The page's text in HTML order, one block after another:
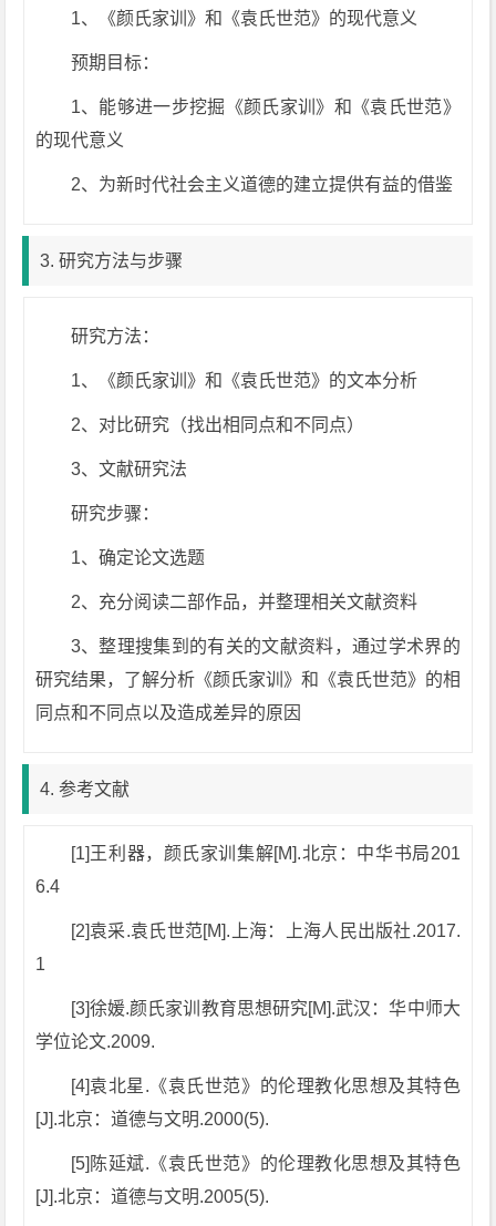
1、《颜氏家训》和《袁氏世范》的现代意义
预期目标：
1、能够进一步挖掘《颜氏家训》和《袁氏世范》
的现代意义
2、为新时代社会主义道德的建立提供有益的借鉴
3. 研究方法与步骤
研究方法：
1、《颜氏家训》和《袁氏世范》的文本分析
2、对比研究（找出相同点和不同点）
3、文献研究法
研究步骤：
1、确定论文选题
2、充分阅读二部作品，并整理相关文献资料
3、整理搜集到的有关的文献资料，通过学术界的
研究结果，了解分析《颜氏家训》和《袁氏世范》的相
同点和不同点以及造成差异的原因
4. 参考文献
[1]王利器，颜氏家训集解[M].北京：中华书局201
6.4
[2]袁采.袁氏世范[M].上海：上海人民出版社.2017.
1
[3]徐媛.颜氏家训教育思想研究[M].武汉：华中师大
学位论文.2009.
[4]袁北星.《袁氏世范》的伦理教化思想及其特色
[J].北京：道德与文明.2000(5).
[5]陈延斌.《袁氏世范》的伦理教化思想及其特色
[J].北京：道德与文明.2005(5).